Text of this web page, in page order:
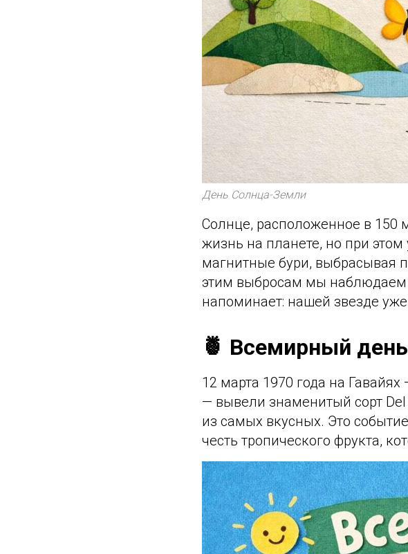
День Солнца-Земли
Солнце, расположенное в 150
жизнь на планете, но при этом
магнитные бури, выбрасывая
этим выбросам мы
напоминает: нашей звезде
🍍 Всемирный
12 марта 1970 года на
— вывели знаменитый сорт
из самых вкусных. Это
честь тропического фрукта,